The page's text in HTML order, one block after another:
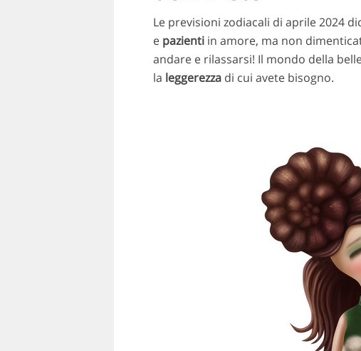
Le previsioni zodiacali di aprile 2024
e pazientiin amore, ma non
andare e rilassarsi! Il mondo della
la leggerezzadi cui avete bisogno.